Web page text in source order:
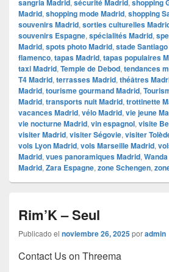
sangria Madrid, sécurité Madrid, shopping
Madrid, shopping mode Madrid, shopping
souvenirs Madrid, sorties culturelles
souvenirs Espagne, spécialités Madrid,
Madrid, spots photo Madrid, stade
flamenco, tapas Madrid, tapas populaires
taxi Madrid, Temple de Debod, tendances
T4 Madrid, terrasses Madrid, théâtres
Madrid, tourisme gourmand Madrid,
Madrid, transports nuit Madrid, trottinette
vacances Madrid, vélo Madrid, vie jeune
vie nocturne Madrid, vin espagnol, visite
visiter Madrid, visiter Ségovie, visiter
vols Lyon Madrid, vols Marseille Madrid,
Madrid, vues panoramiques Madrid,
Madrid, Zara Espagne, zone Schengen,
Rim’K – Seul
Publicado el noviembre 26, 2025poradmin
Contact Us on Threema